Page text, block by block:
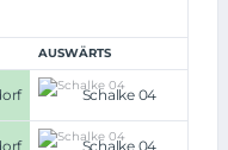
AUSWÄRTS
Schalke 04
Schalke 04